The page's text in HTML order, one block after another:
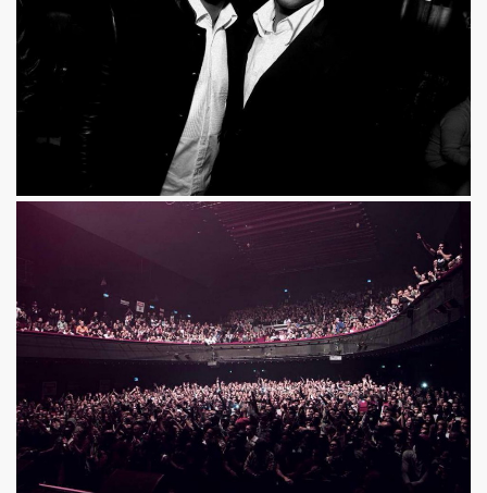
dans le journal "CANDY" n°8 (hiver 2014 2015).
cinq minutes, j'suis prete !" et "Redevenir modeste") :
man show "2") le 4 janvier 2015 au THEATRE DEJAZET
chanteuse de Superbus) le 25 septembre 2014 au
» de MINISTERE A.M.E.R (Stomy Bugsy et Passi)
DRONES (album "THE TANGIBLE EFFECT OF LOVE")
dans le Sud de de la France, dans les Vosges (juin et
(2014) de BRIAN SETZER : chronique
: chronique detaillee.
: chronique detaillee.